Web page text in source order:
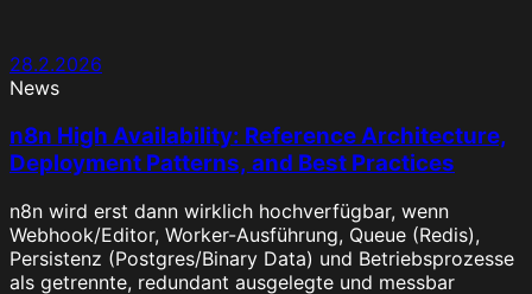
28.2.2026
News
n8n High Availability: Reference Architecture,
Deployment Patterns, and Best Practices
n8n wird erst dann wirklich hochverfügbar, wenn
Webhook/Editor, Worker-Ausführung, Queue (Redis),
Persistenz (Postgres/Binary Data) und Betriebsprozesse
als getrennte, redundant ausgelegte und messbar